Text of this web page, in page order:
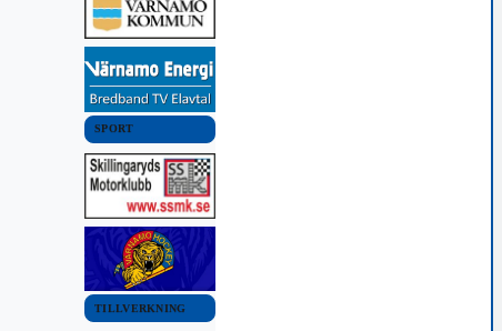
SPORT
TILLVERKNING